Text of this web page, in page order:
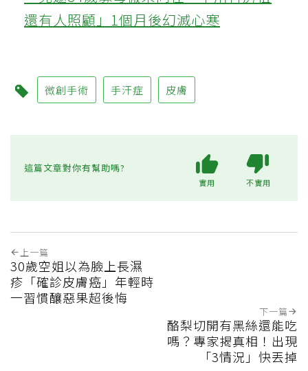
還有人照顧」1個月後幻滅心寒
微創手術 手汗症 皮膚
這篇文章對你有幫助嗎?
實用 不實用
上一篇
30歲空姐以為臉上長濕
疹「確診皮膚癌」年輕時
一習慣釀惡果超後悔
下一篇
酪梨切開有黑絲還能吃
嗎？專家揭真相！出現
「3情況」快丟掉